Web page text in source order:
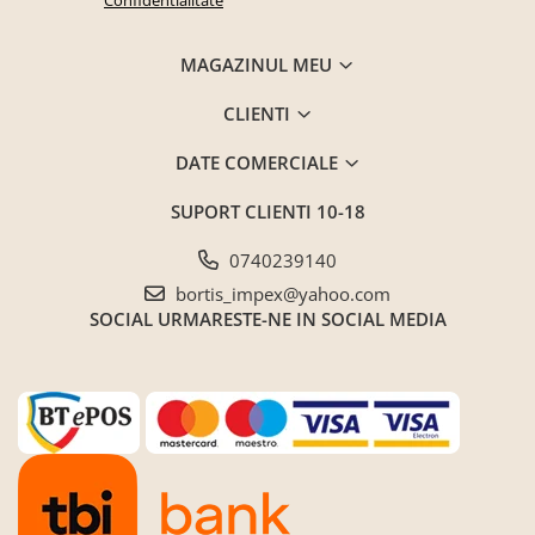
Seturi mobilier birou complet
COVOARE CLASICE
Mobilier Gradina
Banci gradina si terasa
Mese gradina
Scaune de gradina
MAGAZINUL MEU
CLIENTI
DATE COMERCIALE
SUPORT CLIENTI 10-18
0740239140
bortis_impex@yahoo.com
SOCIAL URMARESTE-NE IN SOCIAL MEDIA